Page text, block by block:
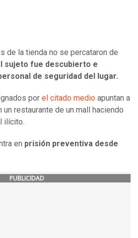
de la tienda no se percataron de
sujeto fue descubierto e
de seguridad del lugar.
por el citado medio apuntan a
restaurante de un mall haciendo
ilícito.
en prisión preventiva desde
PUBLICIDAD